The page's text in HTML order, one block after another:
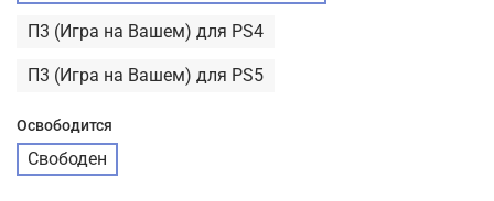
П3 (Игра на Вашем) для PS4
П3 (Игра на Вашем) для PS5
Освободится
Свободен